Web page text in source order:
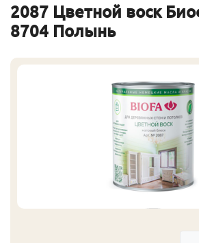
2087 Цветной воск
8704 Полынь